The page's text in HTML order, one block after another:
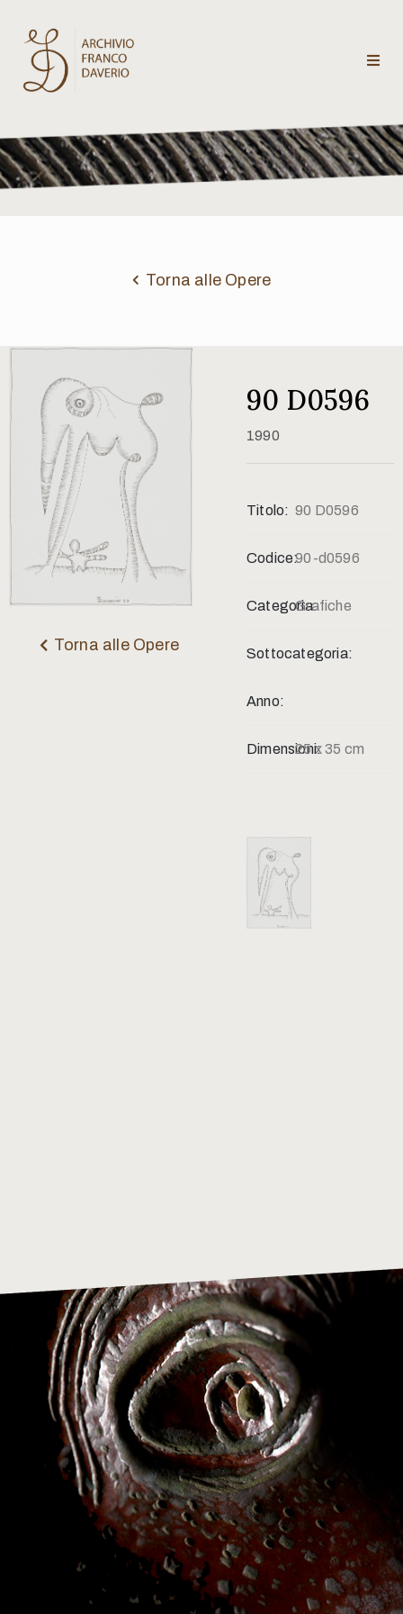
Archivio
Franco
Daverio
critici
Contatti
Torna alle Opere
Torna alle Opere
90 D0596
1990
Titolo: 90 D0596
Codice:90-d0596
Categoria:Grafiche
Sottocategoria:
Anno:
Dimensioni:25 x 35 cm